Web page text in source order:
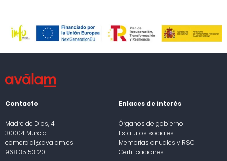
Contacto
Madre de Dios, 4
30004 Murcia
comercial@avalam.es
968 35 53 20
Enlaces de interés
Órganos de gobierno
Estatutos sociales
Memorias anuales y RSC
Certificaciones